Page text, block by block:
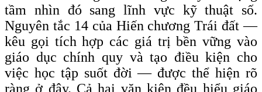
tầm nhìn đó sang lĩnh vực kỹ thuật số.
Nguyên tắc 14 của Hiến chương Trái đất —
kêu gọi tích hợp các giá trị bền vững vào
giáo dục chính quy và tạo điều kiện cho
việc học tập suốt đời — được thể hiện rõ
ràng ở đây. Cả hai văn kiện đều hiểu giáo